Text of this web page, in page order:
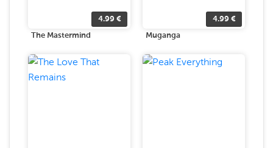
4.99 €
The Mastermind
4.99 €
Muganga